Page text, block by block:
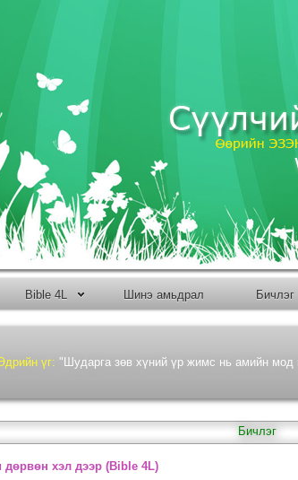
Bible 4L Шинэ амьдрал Бичлэг
үг: "Шударга зөв хүний үр жимс нь амийн мод
Бичлэг
хэл дээр (Bible 4L)